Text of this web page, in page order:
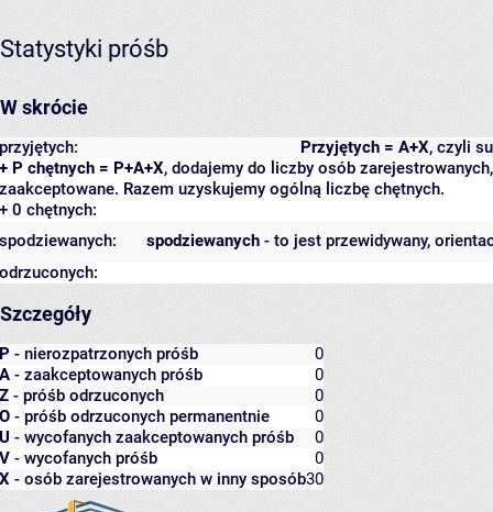
Statystyki próśb
W skrócie
Przyjętych = A+X, czyli
przyjętych:
+ P chętnych = P+A+X, dodajemy do liczby osób
zaakceptowane. Razem uzyskujemy ogólną liczbę chętnych.
+ 0 chętnych:
spodziewanych - to jest przewidywany,
spodziewanych:
odrzuconych:
Szczegóły
P - nierozpatrzonych próśb
0
A - zaakceptowanych próśb
0
Z - próśb odrzuconych
0
O - próśb odrzuconych permanentnie
0
U - wycofanych zaakceptowanych próśb
0
V - wycofanych próśb
0
X - osób zarejestrowanych w inny sposób30